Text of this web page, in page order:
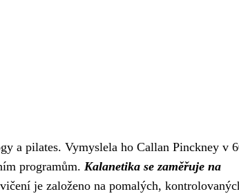
a pilates. Vymyslela ho Callan Pinckney v
programům. Kalanetika se zaměřuje na
je založeno na pomalých,